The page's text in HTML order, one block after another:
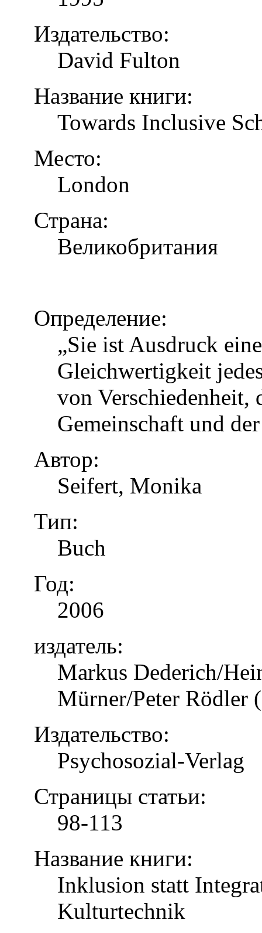
Издательство:
David Fulton
Название книги:
Towards Inclusive
Место:
London
Страна:
Великобритания
Определение:
„Sie ist Ausdruck
Gleichwertigkeit
von Verschiedenheit,
Gemeinschaft und
Автор:
Seifert, Monika
Тип:
Buch
Год:
2006
издатель:
Markus Dederich/
Mürner/Peter Rödler
Издательство:
Psychosozial-Verlag
Страницы статьи:
98-113
Название книги:
Inklusion statt
Kulturtechnik